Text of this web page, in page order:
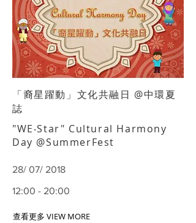
「裔星躍動」文化共融日 @中環夏
誌
"WE‧Star" Cultural Harmony
Day @SummerFest
28/ 07/ 2018
12:00 - 20:00
查看更多 VIEW MORE